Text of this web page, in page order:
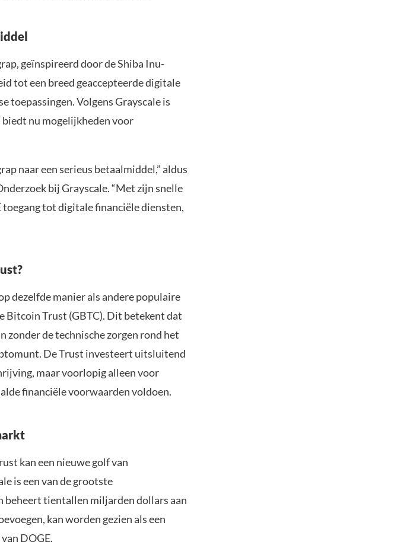
geïnspireerd door de Shiba Inu-
tot een breed geaccepteerde digitale
toepassingen. Volgens Grayscale is
biedt nu mogelijkheden voor
naar een serieus betaalmiddel,” aldus
bij Grayscale. “Met zijn snelle
tot digitale financiële diensten,
dezelfde manier als andere populaire
Bitcoin Trust (GBTC). Dit betekent dat
zonder de technische zorgen rond het
De Trust investeert uitsluitend
maar voorlopig alleen voor
financiële voorwaarden voldoen.
kan een nieuwe golf van
is een van de grootste
beheert tientallen miljarden dollars aan
kan worden gezien als een
DOGE.